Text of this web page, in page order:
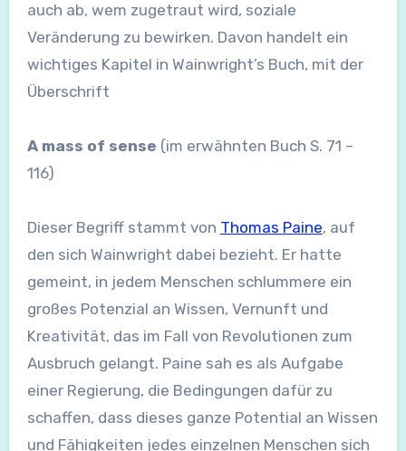
auch ab, wem zugetraut wird, soziale
Veränderung zu bewirken. Davon handelt ein
wichtiges Kapitel in Wainwright’s Buch, mit der
Überschrift
A mass of sense (im erwähnten Buch S. 71 –
116)
Dieser Begriff stammt von Thomas Paine, auf
den sich Wainwright dabei bezieht. Er hatte
gemeint, in jedem Menschen schlummere ein
großes Potenzial an Wissen, Vernunft und
Kreativität, das im Fall von Revolutionen zum
Ausbruch gelangt. Paine sah es als Aufgabe
einer Regierung, die Bedingungen dafür zu
schaffen, dass dieses ganze Potential an Wissen
und Fähigkeiten jedes einzelnen Menschen sich